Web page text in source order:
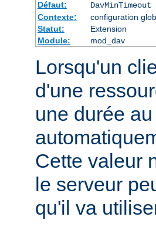
Défaut:
DavMinTimeout
Contexte:
configuration
Statut:
Extension
Module:
mod_dav
Lorsqu'un
d'une
une durée
Cette valeur
le serveur
qu'il va